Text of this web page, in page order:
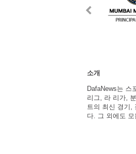
소개
DafaNews는 스
리그, 라 리가,
트의 최신 경기,
다. 그 외에도